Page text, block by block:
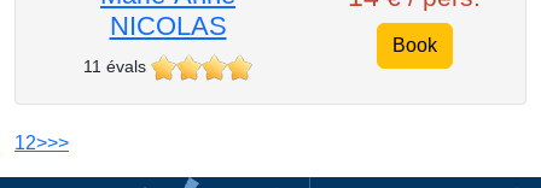
NICOLAS
11 évals
Book
12>>>